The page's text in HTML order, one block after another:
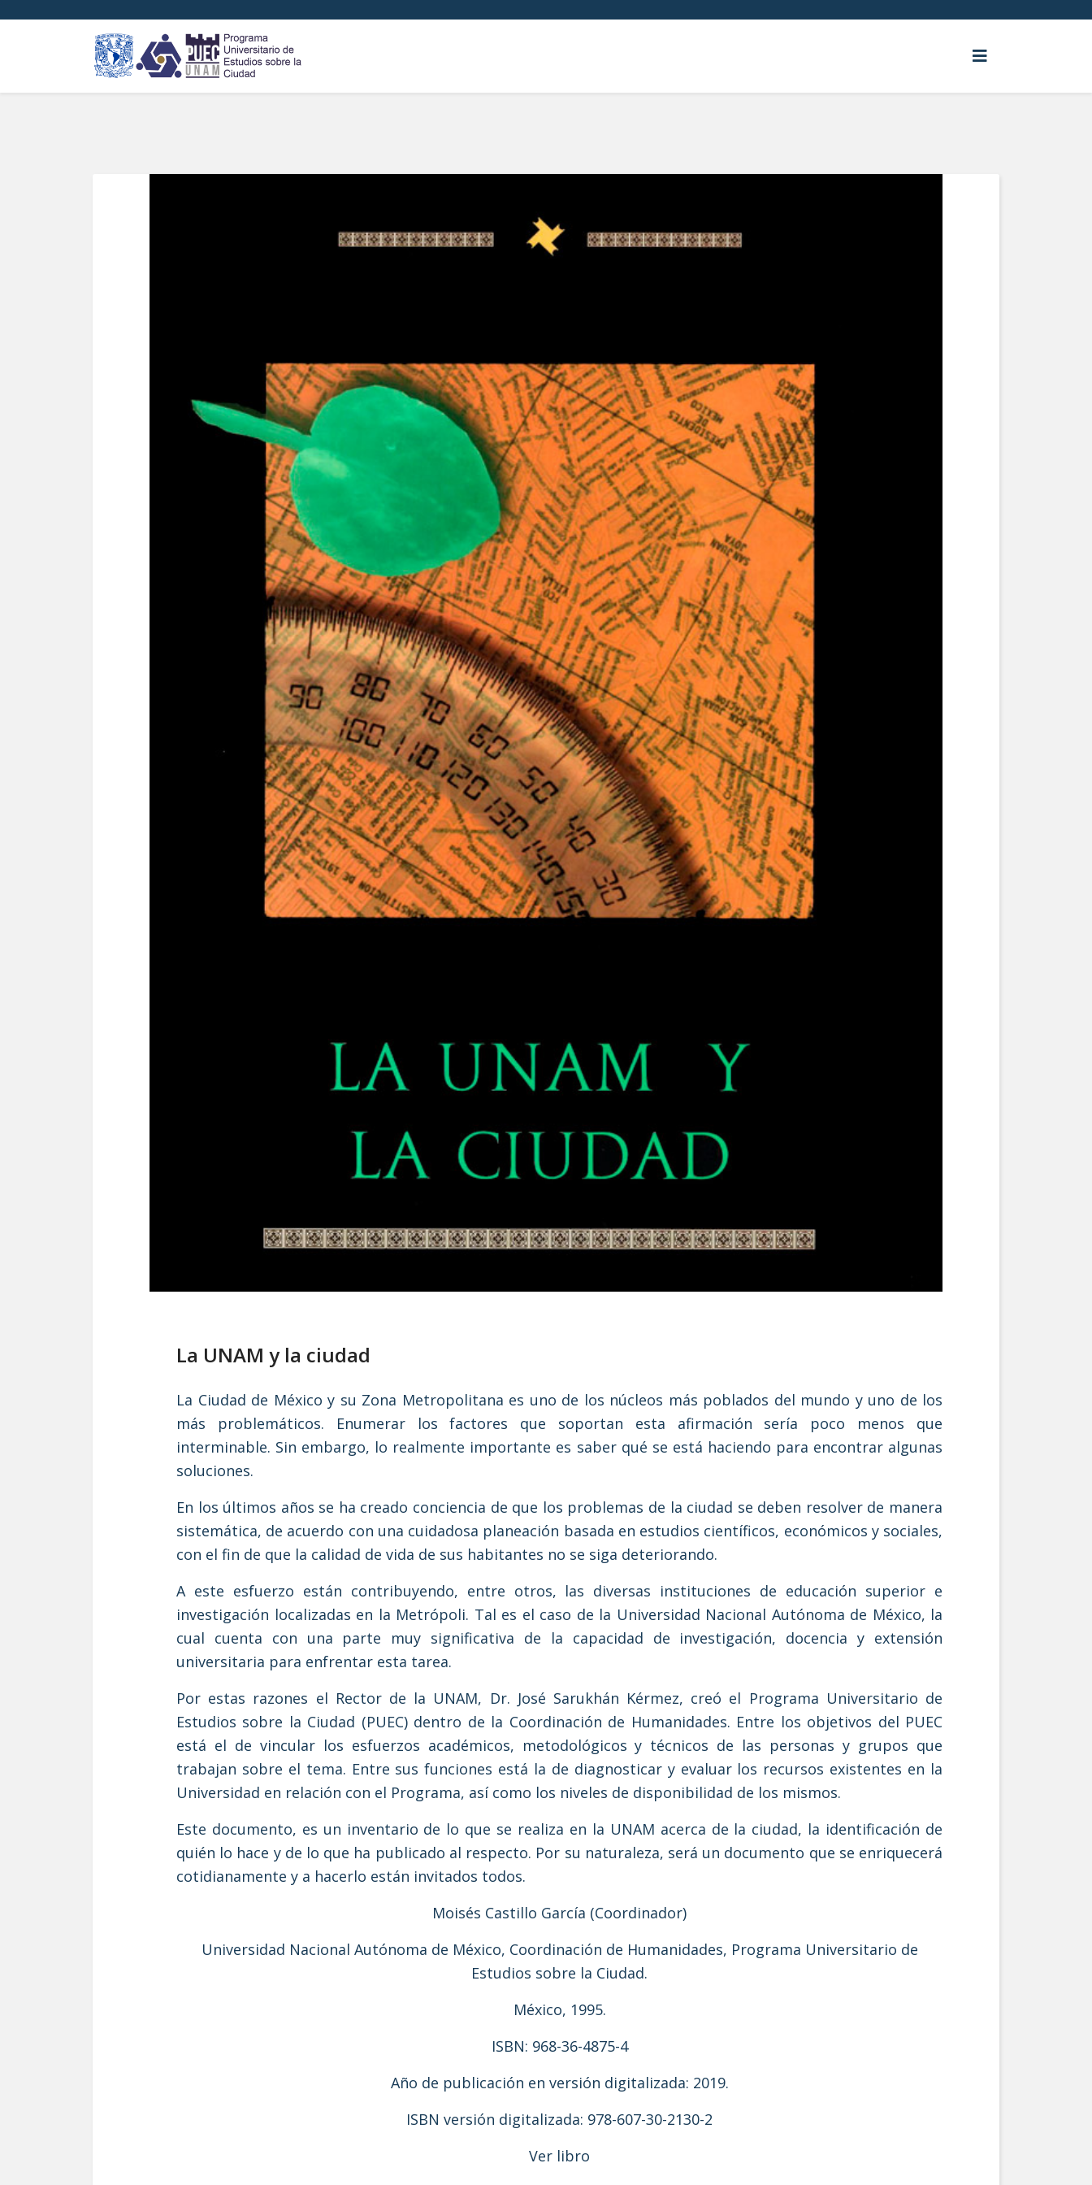
La UNAM y la ciudad
La Ciudad de México y su Zona Metropolitana es uno de los núcleos más poblados del mundo y uno de los
más problemáticos. Enumerar los factores que soportan esta afirmación sería poco menos que
interminable. Sin embargo, lo realmente importante es saber qué se está haciendo para encontrar algunas
soluciones.
En los últimos años se ha creado conciencia de que los problemas de la ciudad se deben resolver de manera
sistemática, de acuerdo con una cuidadosa planeación basada en estudios científicos, económicos y sociales,
con el fin de que la calidad de vida de sus habitantes no se siga deteriorando.
A este esfuerzo están contribuyendo, entre otros, las diversas instituciones de educación superior e
investigación localizadas en la Metrópoli. Tal es el caso de la Universidad Nacional Autónoma de México, la
cual cuenta con una parte muy significativa de la capacidad de investigación, docencia y extensión
universitaria para enfrentar esta tarea.
Por estas razones el Rector de la UNAM, Dr. José Sarukhán Kérmez, creó el Programa Universitario de
Estudios sobre la Ciudad (PUEC) dentro de la Coordinación de Humanidades. Entre los objetivos del PUEC
está el de vincular los esfuerzos académicos, metodológicos y técnicos de las personas y grupos que
trabajan sobre el tema. Entre sus funciones está la de diagnosticar y evaluar los recursos existentes en la
Universidad en relación con el Programa, así como los niveles de disponibilidad de los mismos.
Este documento, es un inventario de lo que se realiza en la UNAM acerca de la ciudad, la identificación de
quién lo hace y de lo que ha publicado al respecto. Por su naturaleza, será un documento que se enriquecerá
cotidianamente y a hacerlo están invitados todos.
Moisés Castillo García (Coordinador)
Universidad Nacional Autónoma de México, Coordinación de Humanidades, Programa Universitario de
Estudios sobre la Ciudad.
México, 1995.
ISBN: 968-36-4875-4
Año de publicación en versión digitalizada: 2019.
ISBN versión digitalizada: 978-607-30-2130-2
Ver libro